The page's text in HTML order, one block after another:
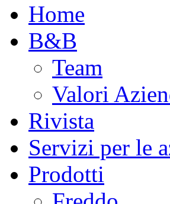
Home
B&B
Team
Valori
Rivista
Servizi per le
Prodotti